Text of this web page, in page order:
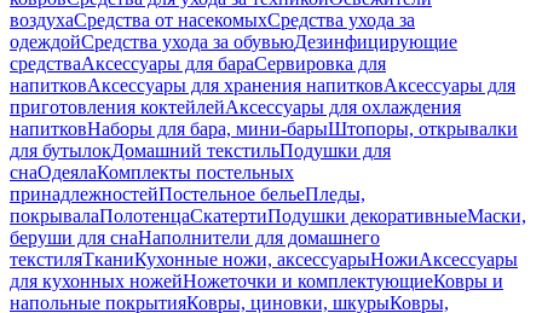
воздухаСредства от насекомыхСредства ухода за
одеждойСредства ухода за обувьюДезинфицирующие
средстваАксессуары для бараСервировка для
напитковАксессуары для хранения напитковАксессуары для
приготовления коктейлейАксессуары для охлаждения
напитковНаборы для бара, мини-барыШтопоры, открывалки
для бутылокДомашний текстильПодушки для
снаОдеялаКомплекты постельных
принадлежностейПостельное бельеПледы,
покрывалаПолотенцаСкатертиПодушки декоративныеМаски,
беруши для снаНаполнители для домашнего
текстиляТканиКухонные ножи, аксессуарыНожиАксессуары
для кухонных ножейНожеточки и комплектующиеКовры и
напольные покрытияКовры, циновки, шкурыКовры,